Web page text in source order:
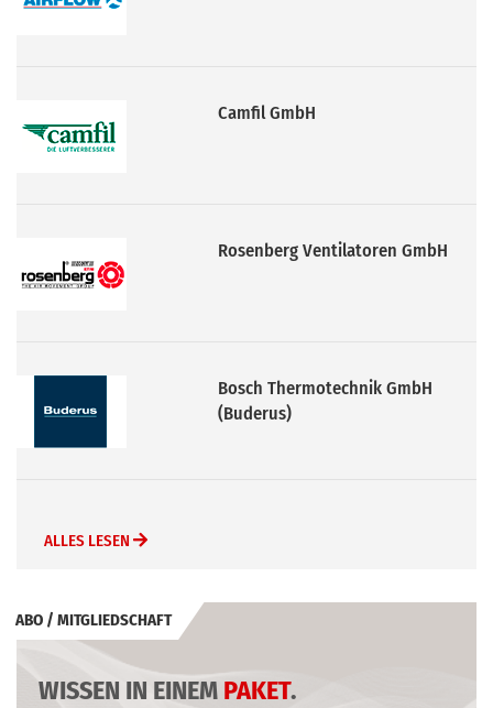
Rosenberg Ventilatoren GmbH
Bosch Thermotechnik GmbH
Mitsubishi Electric Europe B.V.
ALLES LESEN
ABO / MITGLIEDSCHAFT
WISSEN IN EINEM PAKET.